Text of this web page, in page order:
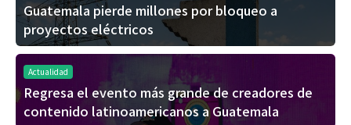
Guatemala pierde millones por bloqueo a
proyectos eléctricos
Actualidad
Regresa el evento más grande de creadores de
contenido latinoamericanos a Guatemala